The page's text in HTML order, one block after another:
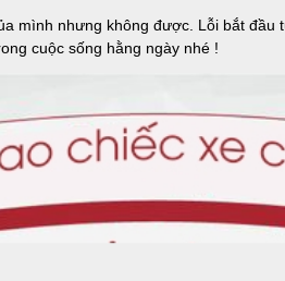
mình nhưng không được. Lỗi bắt
cuộc sống hằng ngày nhé !